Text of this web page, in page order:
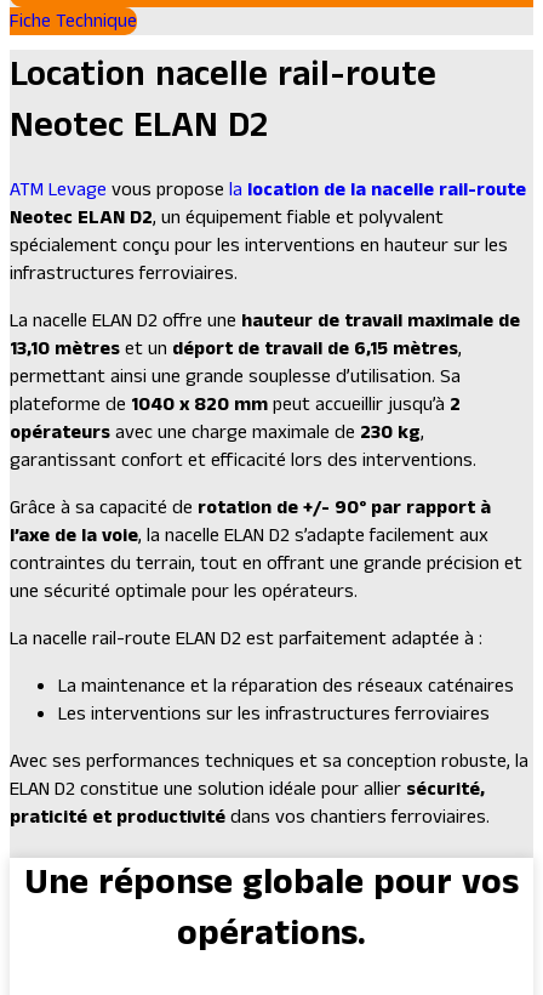
Fiche Technique
Location nacelle rail-route
Neotec ELAN D2
ATM Levage vous propose la location de la nacelle rail-route
Neotec ELAN D2, un équipement fiable et polyvalent
spécialement conçu pour les interventions en hauteur sur les
infrastructures ferroviaires.
La nacelle ELAN D2 offre une hauteur de travail maximale de
13,10 mètreset un déport de travail de 6,15 mètres,
permettant ainsi une grande souplesse d’utilisation. Sa
plateforme de 1040 x 820 mmpeut accueillir jusqu’à 2
opérateursavec une charge maximale de 230 kg,
garantissant confort et efficacité lors des interventions.
Grâce à sa capacité de rotation de +/- 90° par rapport à
l’axe de la voie, la nacelle ELAN D2 s’adapte facilement aux
contraintes du terrain, tout en offrant une grande précision et
une sécurité optimale pour les opérateurs.
La nacelle rail-route ELAN D2 est parfaitement adaptée à :
La maintenance et la réparation des réseaux caténaires
Les interventions sur les infrastructures ferroviaires
Avec ses performances techniques et sa conception robuste, la
ELAN D2 constitue une solution idéale pour allier sécurité,
praticité et productivitédans vos chantiers ferroviaires.
Une réponse globale pour vos
opérations.